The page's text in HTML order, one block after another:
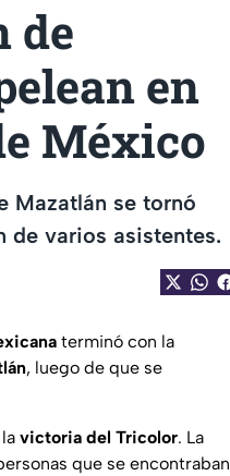
de
en
México
Mazatlán se tornó
de varios asistentes.
terminó con la
, luego de que se
victoria del Tricolor. La
que se encontraban